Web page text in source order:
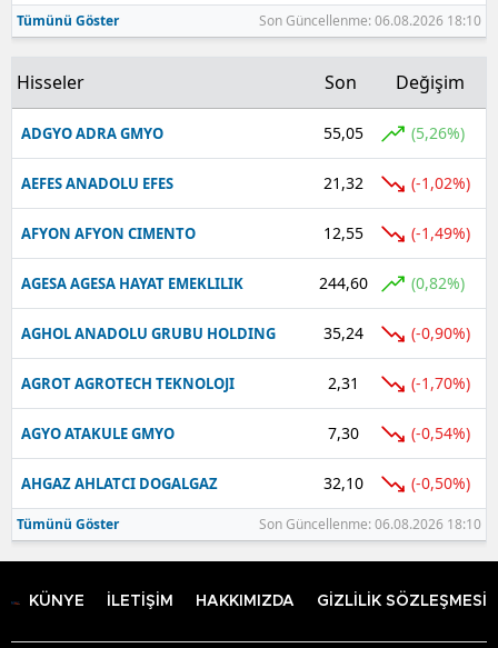
Tümünü Göster Son Güncellenme: 06.08.2026 18:10
Hisseler Son Değişim
ADGYO ADRA GMYO 55,05 (5,26%)
AEFES ANADOLU EFES 21,32 (-1,02%)
AFYON AFYON CIMENTO 12,55 (-1,49%)
AGESA AGESA HAYAT EMEKLILIK 244,60 (0,82%)
AGHOL ANADOLU GRUBU HOLDING 35,24 (-0,90%)
AGROT AGROTECH TEKNOLOJI 2,31 (-1,70%)
AGYO ATAKULE GMYO 7,30 (-0,54%)
AHGAZ AHLATCI DOGALGAZ 32,10 (-0,50%)
Tümünü Göster Son Güncellenme: 06.08.2026 18:10
KÜNYE İLETİŞİM HAKKIMIZDA GİZLİLİK SÖZLEŞMESİ